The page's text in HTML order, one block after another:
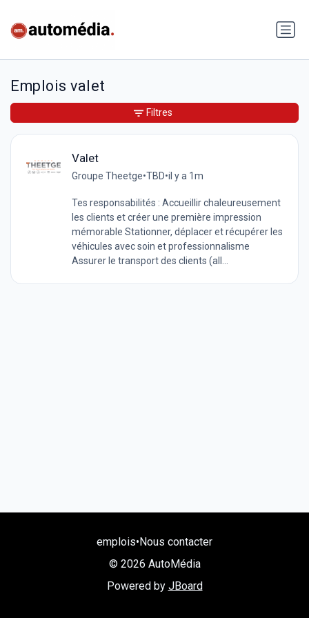
Emplois valet
Valet
Groupe Theetge•TBD•il y a 1m
Tes responsabilités : Accueillir chaleureusement
les clients et créer une première impression
mémorable Stationner, déplacer et récupérer les
véhicules avec soin et professionnalisme
Assurer le transport des clients (all...
Filtres
emplois•Nous contacter
© 2026 AutoMédia
Powered by JBoard